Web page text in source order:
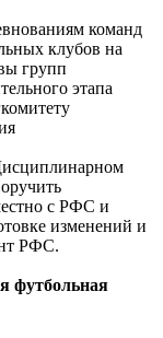
команд
клубов на
групп
этапа
с РФС и
изменений и
РФС.
футбольная